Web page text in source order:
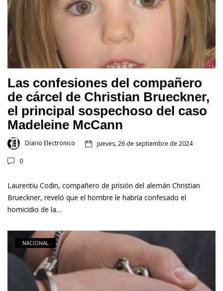
Las confesiones del compañero
de cárcel de Christian Brueckner,
el principal sospechoso del caso
Madeleine McCann
Diario Electronico jueves, 26 de septiembre de 2024
0
Laurentiu Codin, compañero de prisión del alemán Christian
Brueckner, reveló que el hombre le habría confesado el
homicidio de la…
NACIONAL